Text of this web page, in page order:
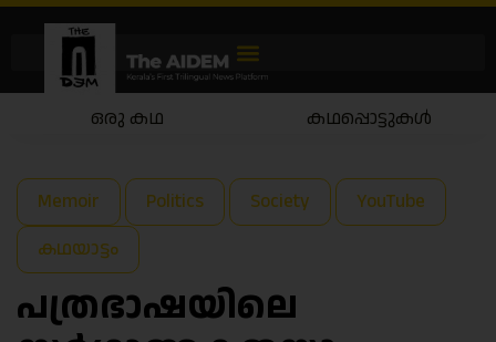
ഒരു കഥ കഥപ്പൊട്ടുകൾ
Memoir Politics Society
YouTube
കഥയാട്ടം
പത്രഭാഷയിലെ